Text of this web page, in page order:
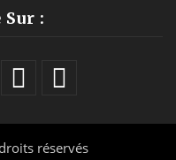
:
réservés